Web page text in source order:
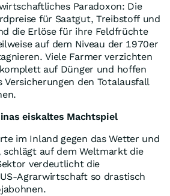
Paradoxon: Die
für Saatgut, Treibstoff und
die Erlöse für ihre Feldfrüchte
auf dem Niveau der 1970er
Viele Farmer verzichten
auf Dünger und hoffen
den Totalausfall
eiskaltes Machtspiel
im Inland gegen das Wetter und
schlägt auf dem Weltmarkt die
verdeutlicht die
Agrarwirtschaft so drastisch